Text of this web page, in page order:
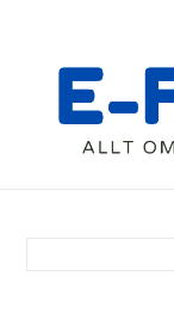
content